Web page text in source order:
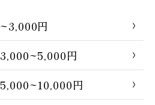
~3,000円
3,000~5,000円
5,000~10,000円